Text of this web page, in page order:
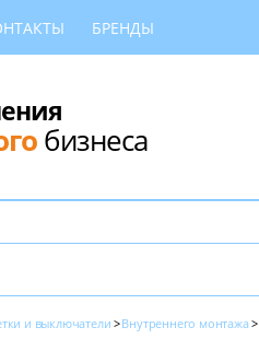
БРЕНДЫ
бизнеса
и выключатели Внутреннего монтажа